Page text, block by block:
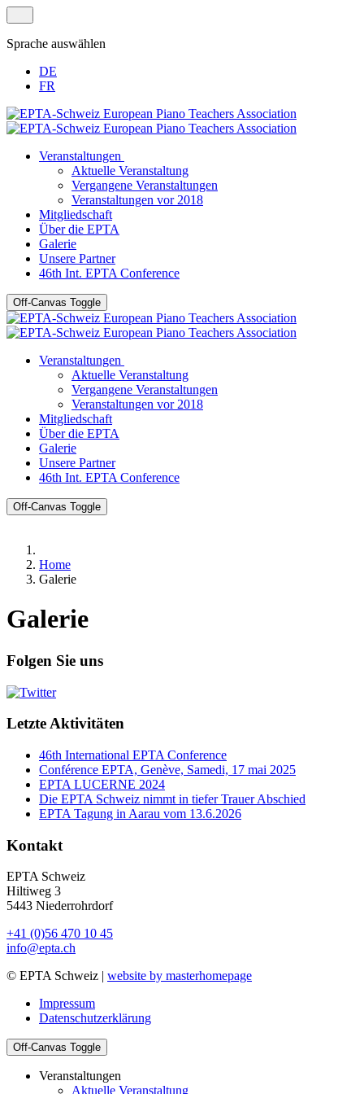
Sprache auswählen
DE
FR
Veranstaltungen
Aktuelle Veranstaltung
Vergangene Veranstaltungen
Veranstaltungen vor 2018
Mitgliedschaft
Über die EPTA
Galerie
Unsere Partner
46th Int. EPTA Conference
Off-Canvas Toggle
Veranstaltungen
Aktuelle Veranstaltung
Vergangene Veranstaltungen
Veranstaltungen vor 2018
Mitgliedschaft
Über die EPTA
Galerie
Unsere Partner
46th Int. EPTA Conference
Off-Canvas Toggle
Home
Galerie
Galerie
Folgen Sie uns
Letzte Aktivitäten
46th International EPTA Conference
Conférence EPTA, Genève, Samedi, 17 mai 2025
EPTA LUCERNE 2024
Die EPTA Schweiz nimmt in tiefer Trauer Abschied
EPTA Tagung in Aarau vom 13.6.2026
Kontakt
EPTA Schweiz
Hiltiweg 3
5443 Niederrohrdorf
+41 (0)56 470 10 45
info@epta.ch
© EPTA Schweiz | website by masterhomepage
Impressum
Datenschutzerklärung
Off-Canvas Toggle
Veranstaltungen
Aktuelle Veranstaltung